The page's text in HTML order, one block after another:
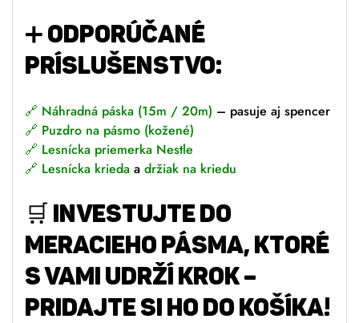
➕ODPORÚČANÉ
PRÍSLUŠENSTVO:
🔗 Náhradná páska (15m / 20m) – pasuje aj spencer
🔗 Puzdro na pásmo (kožené)
🔗 Lesnícka priemerka Nestle
🔗 Lesnícka krieda a držiak na kriedu
🛒 INVESTUJTE DO
MERACIEHO PÁSMA, KTORÉ
S VAMI UDRŽÍ KROK –
PRIDAJTE SI HO DO KOŠÍKA!